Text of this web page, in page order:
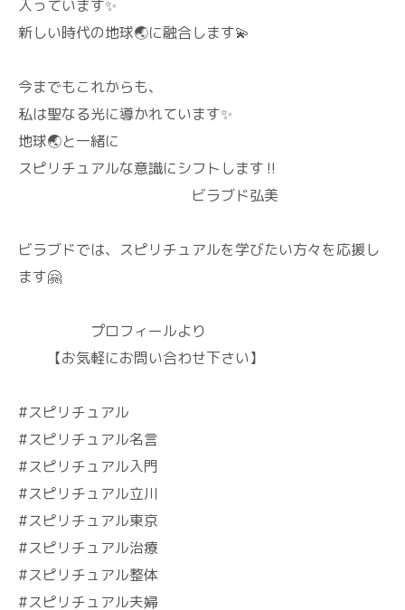
入っています✨
新しい時代の地球🌏️に融合します💫
今までもこれからも、
私は聖なる光に導かれています✨
地球🌏️と一緒に
スピリチュアルな意識にシフトします‼️
ビラブド弘美
ビラブドでは、スピリチュアルを学びたい方々を応援し
ます🤗
プロフィールより
【お気軽にお問い合わせ下さい】
#スピリチュアル
#スピリチュアル名言
#スピリチュアル入門
#スピリチュアル立川
#スピリチュアル東京
#スピリチュアル治療
#スピリチュアル整体
#スピリチュアル夫婦